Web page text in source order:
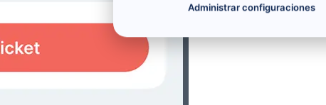
Administrar configuraciones